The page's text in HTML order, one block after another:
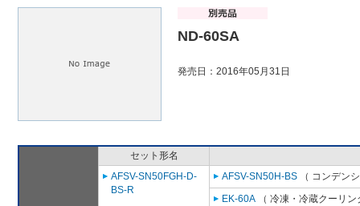
ND-60SA
発売日：2016年05月31日
セット形名
AFSV-SN50FGH-D-
BS-R
AFSV-SN50H-BS （ コンデン
EK-60A （ 冷凍・冷蔵クーリ